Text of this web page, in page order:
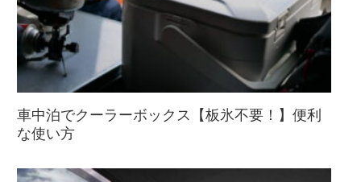
車中泊でクーラーボックス【板氷不要！】便利
な使い方